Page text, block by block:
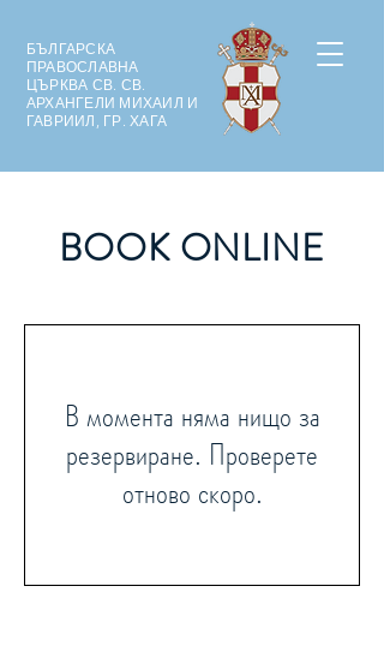
БЪЛГАРСКА
ПРАВОСЛАВНА
ЦЪРКВА СВ. СВ.
АРХАНГЕЛИ МИХАИЛ И
ГАВРИИЛ, ГР. ХАГА
BOOK ONLINE
В момента няма нищо за
резервиране. Проверете
отново скоро.